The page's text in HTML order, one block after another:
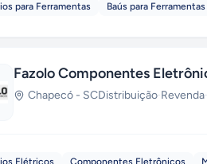
para Ferramentas Baús para Ferramentas
Fazolo Componentes
Chapecó - SCDistribuição·Revenda·
Elétricos Componentes Eletrônicos